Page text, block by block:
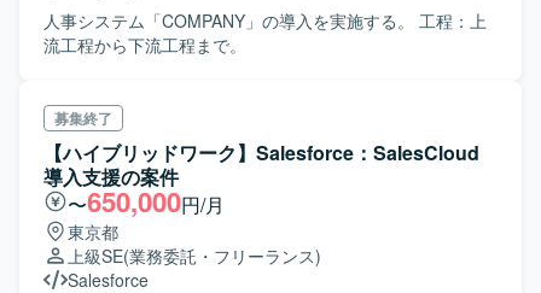
人事システム「COMPANY」の導入を実施する。 工程：上
流工程から下流工程まで。
募集終了
【ハイブリッドワーク】Salesforce：SalesCloud
導入支援の案件
〜650,000円/月
東京都
上級SE(業務委託・フリーランス)
Salesforce